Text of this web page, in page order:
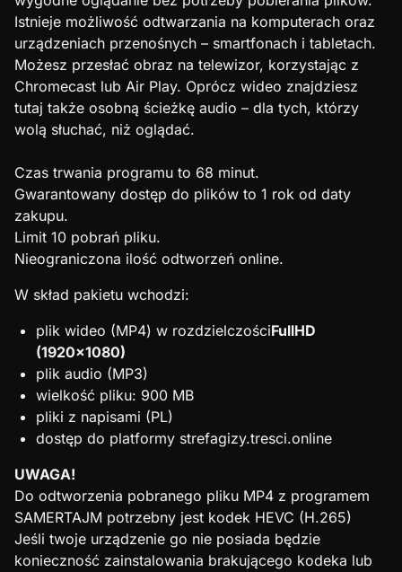
Istnieje możliwość odtwarzania na komputerach oraz
urządzeniach przenośnych – smartfonach i tabletach.
Możesz przesłać obraz na telewizor, korzystając z
Chromecast lub Air Play. Oprócz wideo znajdziesz
tutaj także osobną ścieżkę audio – dla tych, którzy
wolą słuchać, niż oglądać.
Czas trwania programu to 68 minut.
Gwarantowany dostęp do plików to 1 rok od daty
zakupu.
Limit 10 pobrań pliku.
Nieograniczona ilość odtworzeń online.
W skład pakietu wchodzi:
plik wideo (MP4) w rozdzielczościFullHD
(1920×1080)
plik audio (MP3)
wielkość pliku: 900 MB
pliki z napisami (PL)
dostęp do platformy strefagizy.tresci.online
UWAGA!
Do odtworzenia pobranego pliku MP4 z programem
SAMERTAJM potrzebny jest kodek HEVC (H.265)
Jeśli twoje urządzenie go nie posiada będzie
konieczność zainstalowania brakującego kodeka lub